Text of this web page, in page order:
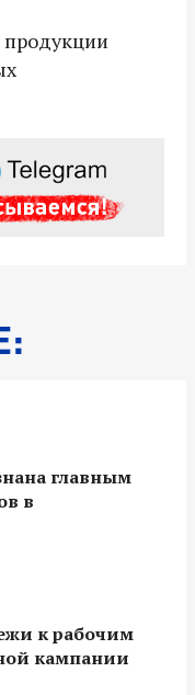
продукции
главным
в
к рабочим
кампании